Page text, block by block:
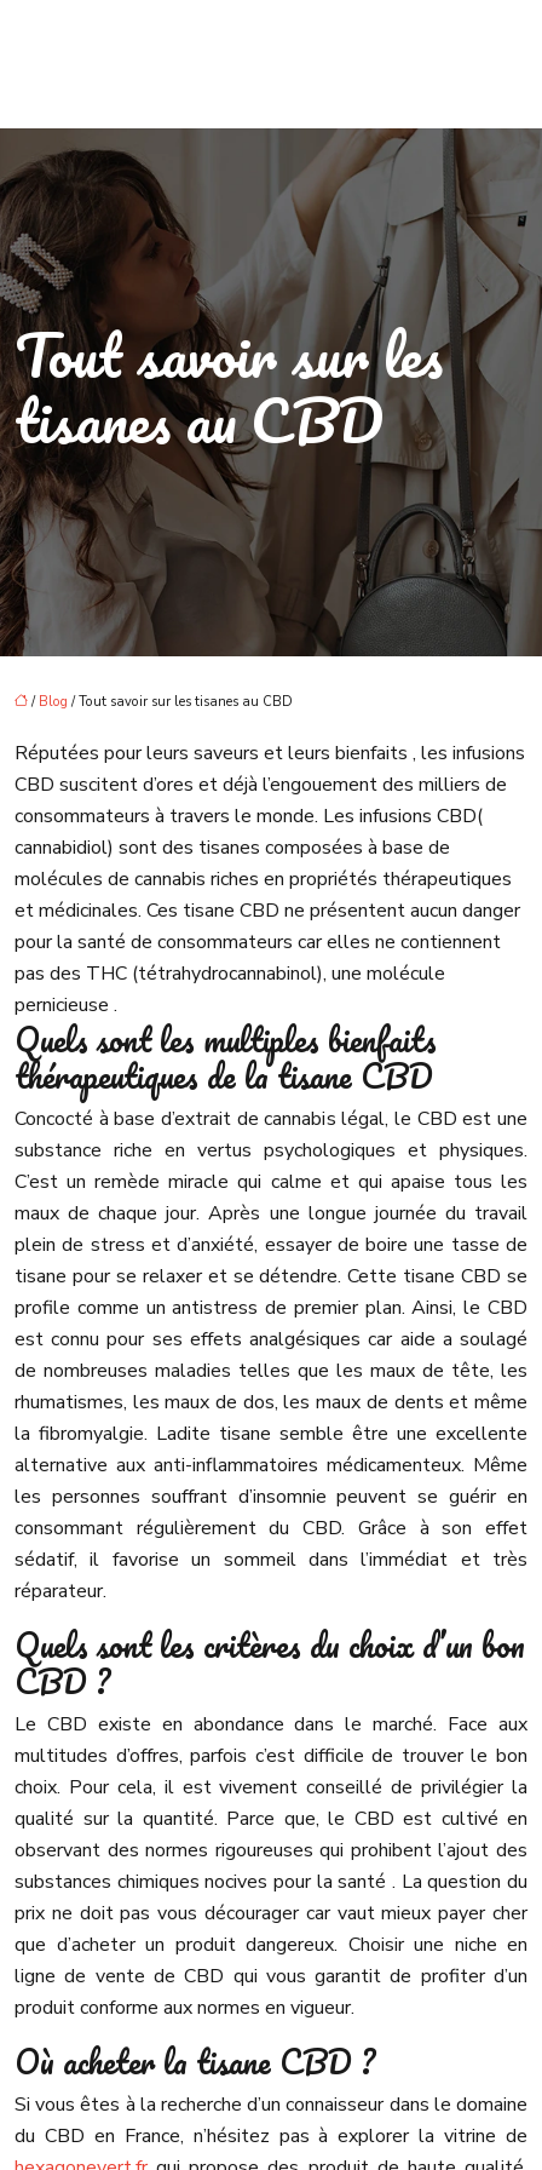
Tout savoir sur les
tisanes au CBD
/ Blog / Tout savoir sur les tisanes au CBD
Réputées pour leurs saveurs et leurs bienfaits , les infusions
CBD suscitent d’ores et déjà l’engouement des milliers de
consommateurs à travers le monde. Les infusions CBD(
cannabidiol) sont des tisanes composées à base de
molécules de cannabis riches en propriétés thérapeutiques
et médicinales. Ces tisane CBD ne présentent aucun danger
pour la santé de consommateurs car elles ne contiennent
pas des THC (tétrahydrocannabinol), une molécule
pernicieuse .
Quels sont les multiples bienfaits
thérapeutiques de la tisane CBD
Concocté à base d’extrait de cannabis légal, le CBD est une
substance riche en vertus psychologiques et physiques.
C’est un remède miracle qui calme et qui apaise tous les
maux de chaque jour. Après une longue journée du travail
plein de stress et d’anxiété, essayer de boire une tasse de
tisane pour se relaxer et se détendre. Cette tisane CBD se
profile comme un antistress de premier plan. Ainsi, le CBD
est connu pour ses effets analgésiques car aide a soulagé
de nombreuses maladies telles que les maux de tête, les
rhumatismes, les maux de dos, les maux de dents et même
la fibromyalgie. Ladite tisane semble être une excellente
alternative aux anti-inflammatoires médicamenteux. Même
les personnes souffrant d’insomnie peuvent se guérir en
consommant régulièrement du CBD. Grâce à son effet
sédatif, il favorise un sommeil dans l’immédiat et très
réparateur.
Quels sont les critères du choix d’un bon
CBD ?
Le CBD existe en abondance dans le marché. Face aux
multitudes d’offres, parfois c’est difficile de trouver le bon
choix. Pour cela, il est vivement conseillé de privilégier la
qualité sur la quantité. Parce que, le CBD est cultivé en
observant des normes rigoureuses qui prohibent l’ajout des
substances chimiques nocives pour la santé . La question du
prix ne doit pas vous décourager car vaut mieux payer cher
que d’acheter un produit dangereux. Choisir une niche en
ligne de vente de CBD qui vous garantit de profiter d’un
produit conforme aux normes en vigueur.
Où acheter la tisane CBD ?
Si vous êtes à la recherche d’un connaisseur dans le domaine
du CBD en France, n’hésitez pas à explorer la vitrine de